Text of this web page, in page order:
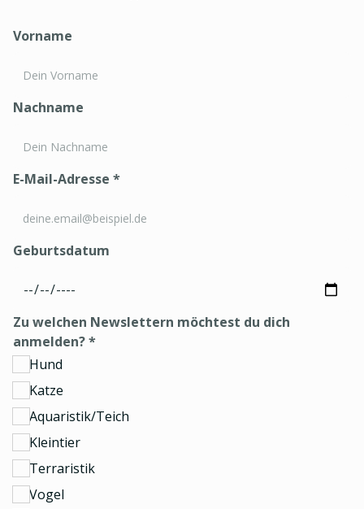
Vorname
Nachname
E-Mail-Adresse *
Geburtsdatum
Zu welchen Newslettern möchtest du dich
anmelden?*
Hund
Katze
Aquaristik/Teich
Kleintier
Terraristik
Vogel